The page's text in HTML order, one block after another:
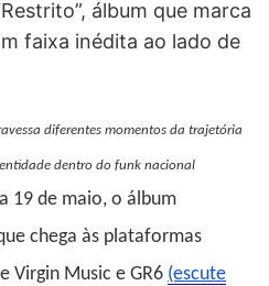
diferentes momentos da trajetória
dentro do funk nacional
19 de maio, o álbum
chega às plataformas
Virgin Music e GR6 (escute